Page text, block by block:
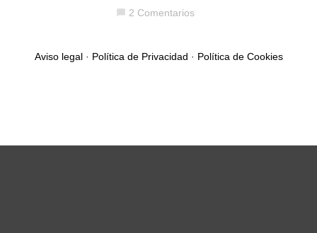
chat_bubble 2 Comentarios
Aviso legal· Política de Privacidad · Política de Cookies